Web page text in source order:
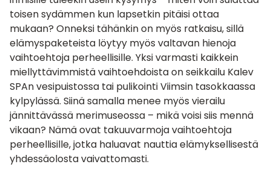
toisen sydämmen kun lapsetkin pitäisi ottaa
mukaan? Onneksi tähänkin on myös ratkaisu, sillä
elämyspaketeista löytyy myös valtavan hienoja
vaihtoehtoja perheellisille. Yksi varmasti kaikkein
miellyttävimmistä vaihtoehdoista on seikkailu Kalev
SPAn vesipuistossa tai pulikointi Viimsin tasokkaassa
kylpylässä. Siinä samalla menee myös vierailu
jännittävässä merimuseossa – mikä voisi siis mennä
vikaan? Nämä ovat takuuvarmoja vaihtoehtoja
perheellisille, jotka haluavat nauttia elämyksellisestä
yhdessäolosta vaivattomasti.